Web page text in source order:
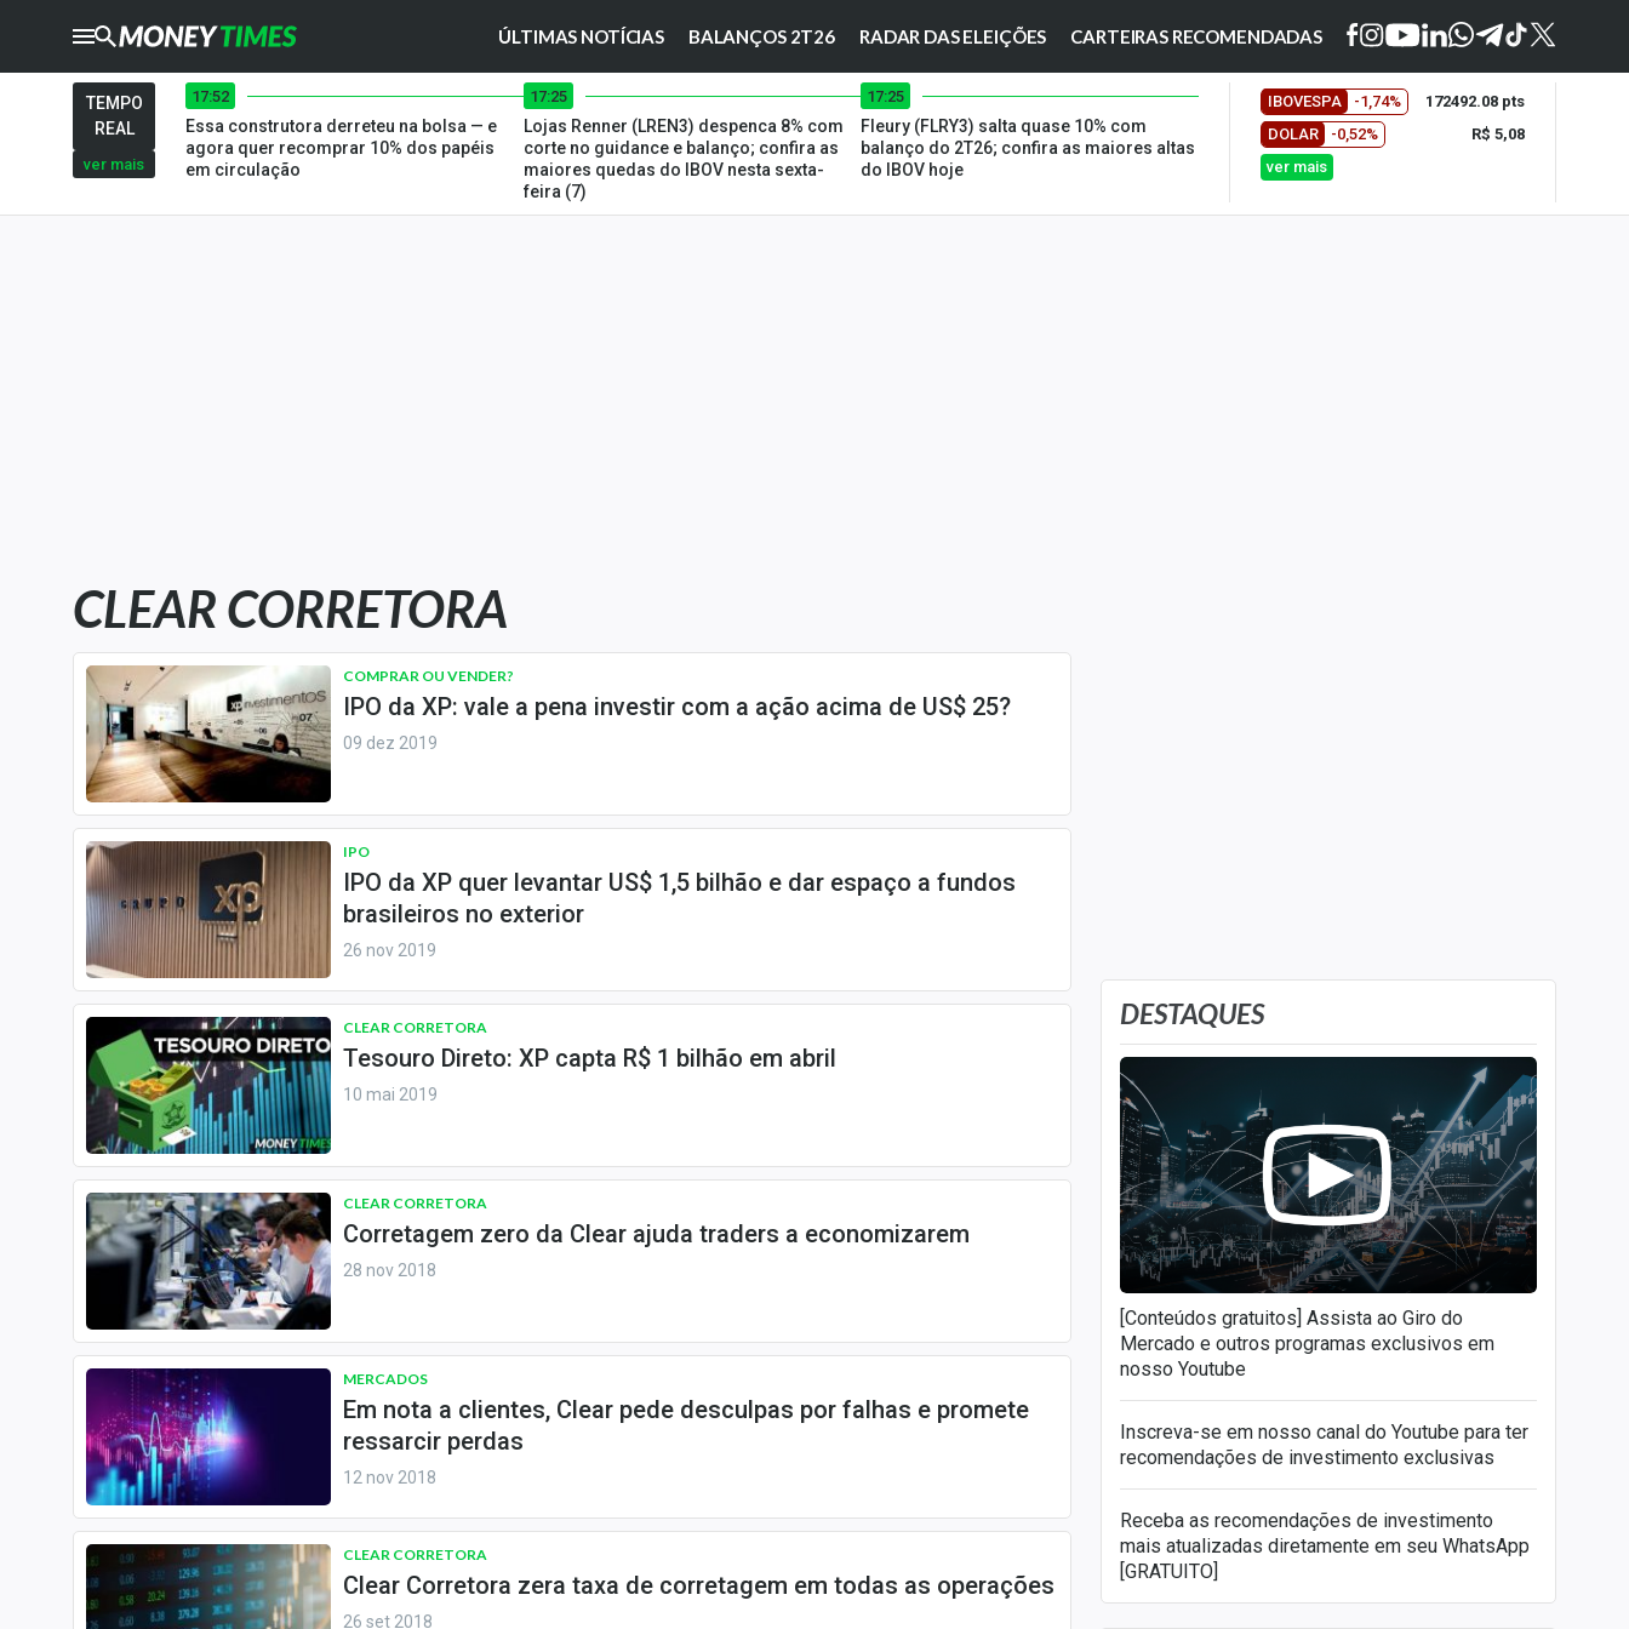
ÚLTIMAS NOTÍCIAS BALANÇOS 2T26 RADAR DAS ELEIÇÕES CARTEIRAS RECOMENDADAS
CRYPTOTIMES
TIMES
Central de Dividendos
Imobiliários
Central dos IPOs
Renda Fixa
Finanças Pessoais
Mercados
Economia
Empresas
Colunas
Especiais
Internacional
Marketing
Tecnologia
Conteúdo de Marca
Contato
TEMPO
REAL
ver mais
17:52
Essa construtora derreteu na bolsa — e
agora quer recomprar 10% dos papéis
em circulação
17:25
Lojas Renner (LREN3) despenca 8% com
corte no guidance e balanço; confira as
maiores quedas do IBOV nesta sexta-
feira (7)
17:25
Fleury (FLRY3) salta quase 10% com
balanço do 2T26; confira as maiores altas
do IBOV hoje
IBOVESPA -1,74%
172492.08 pts
DOLAR
-0,52%
R$ 5,08
ver mais
CLEAR CORRETORA
COMPRAR OU VENDER?
IPO da XP: vale a pena investir com a ação acima de US$ 25?
09 dez 2019
IPO
IPO da XP quer levantar US$ 1,5 bilhão e dar espaço a fundos
brasileiros no exterior
26 nov 2019
CLEAR CORRETORA
Tesouro Direto: XP capta R$ 1 bilhão em abril
10 mai 2019
CLEAR CORRETORA
Corretagem zero da Clear ajuda traders a economizarem
28 nov 2018
MERCADOS
Em nota a clientes, Clear pede desculpas por falhas e promete
ressarcir perdas
12 nov 2018
CLEAR CORRETORA
Clear Corretora zera taxa de corretagem em todas as operações
26 set 2018
DESTAQUES
[Conteúdos gratuitos] Assista ao Giro do
Mercado e outros programas exclusivos em
nosso Youtube
Inscreva-se em nosso canal do Youtube para ter
recomendações de investimento exclusivas
Receba as recomendações de investimento
mais atualizadas diretamente em seu WhatsApp
[GRATUITO]